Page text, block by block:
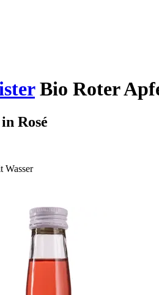
Bio Roter
Rosé
Wasser